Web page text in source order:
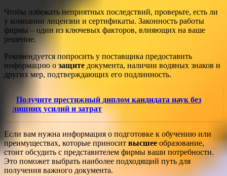
Чтобы избежать неприятных последствий, проверьте, есть ли
у компании лицензии и сертификаты. Законность работы
фирмы – один из ключевых факторов, влияющих на ваше
решение.
Рекомендуется попросить у поставщика предоставить
информацию о защите документа, наличии водяных знаков и
других мер, подтверждающих его подлинность.
Получите престижный диплом кандидата наук без
лишних усилий и затрат
Если вам нужна информация о подготовке к обучению или
преимуществах, которые приносит высшее образование,
стоит обсудить с представителем фирмы ваши потребности.
Это поможет выбрать наиболее подходящий путь для
получения важного документа.